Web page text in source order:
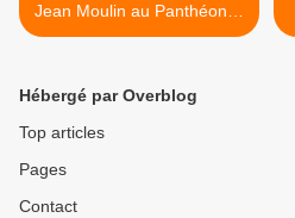
Jean Moulin au Panthéon, il
y a 50 ans, le 19 décembre
Hébergé par Overblog
Top articles
Pages
Contact